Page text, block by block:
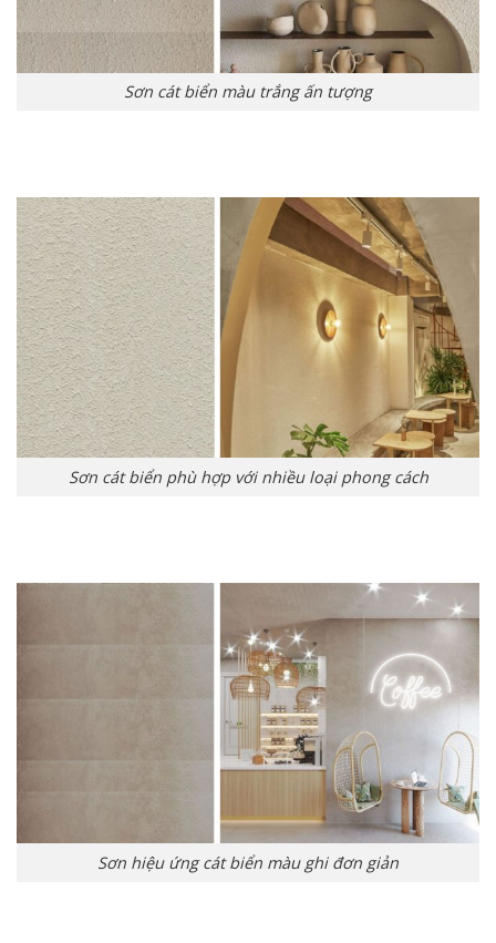
Sơn cát biển màu trắng ấn tượng
Sơn cát biển phù hợp với nhiều loại phong cách
Sơn hiệu ứng cát biển màu ghi đơn giản